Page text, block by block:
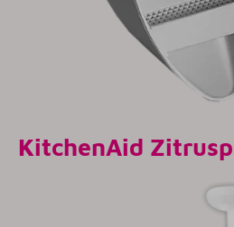
KitchenAid